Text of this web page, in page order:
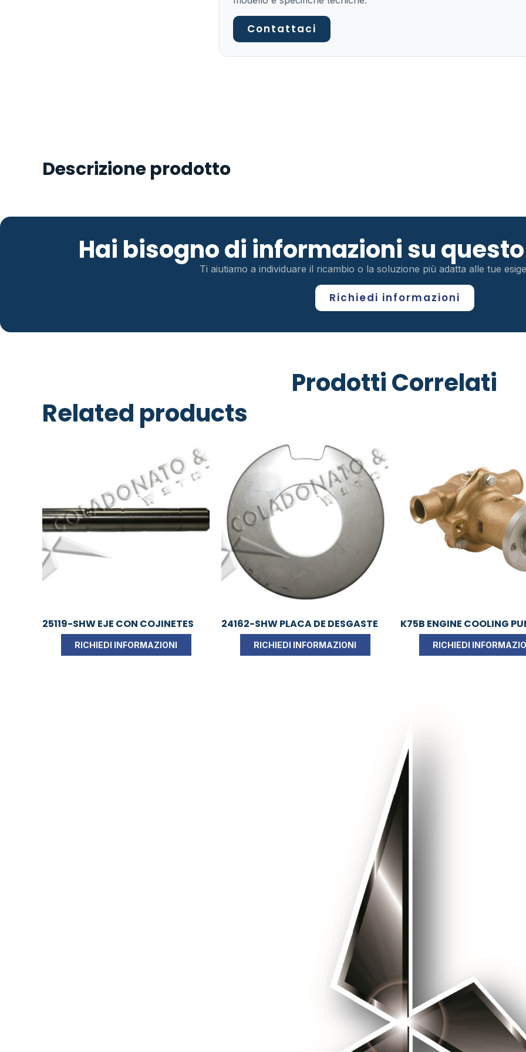
Contattaci
Descrizione prodotto
Hai bisogno di informazioni su
Ti aiutiamo a individuare il ricambio o la soluzione più adatta alle tue
Richiedi informazioni
Prodotti Correlati
Related products
25119-SHW EJE CON COJINETES
RICHIEDI INFORMAZIONI
24162-SHW PLACA DE DESGASTE
RICHIEDI INFORMAZIONI
K75B ENGINE COOLING
RICHIEDI